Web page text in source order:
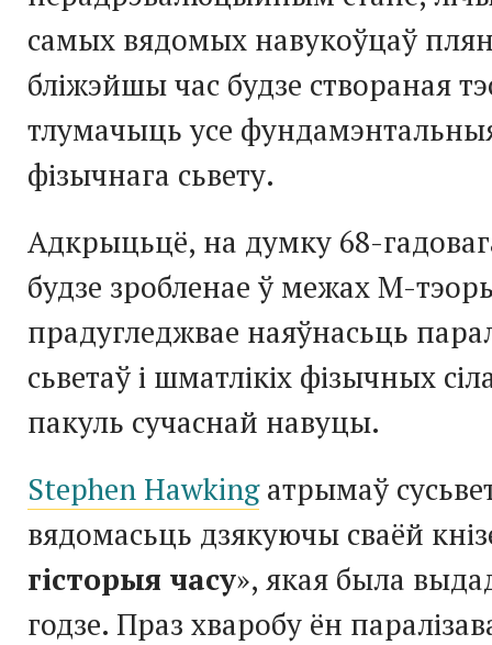
самых вядомых навукоўцаў
бліжэйшы час будзе створаная
тлумачыць усе
фізычнага сьвету.
Адкрыцьцё, на думку 68-
будзе зробленае ў межах М-
прадугледжвае наяўнасьць
сьветаў і шматлікіх фізычных
пакуль сучаснай навуцы.
Stephen Hawkingатрымаў
вядомасьць дзякуючы сваёй
гісторыя часу», якая была
годзе. Праз хваробу ён